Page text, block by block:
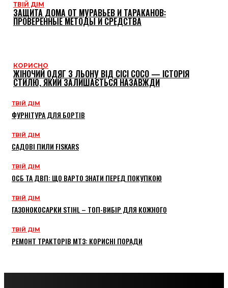
ТВІЙ ДІМ
ЗАЩИТА ДОМА ОТ МУРАВЬЕВ И ТАРАКАНОВ:
ПРОВЕРЕННЫЕ МЕТОДЫ И СРЕДСТВА
КОРИСНО
ЖІНОЧИЙ ОДЯГ З ЛЬОНУ ВІД CICI COCO — ІСТОРІЯ
СТИЛЮ, ЯКИЙ ЗАЛИШАЄТЬСЯ НАЗАВЖДИ
ТВІЙ ДІМ
ФУРНІТУРА ДЛЯ БОРТІВ
ТВІЙ ДІМ
САДОВІ ПИЛИ FISKARS
ТВІЙ ДІМ
ОСБ ТА ДВП: ЩО ВАРТО ЗНАТИ ПЕРЕД ПОКУПКОЮ
ТВІЙ ДІМ
ГАЗОНОКОСАРКИ STIHL – ТОП-ВИБІР ДЛЯ КОЖНОГО
ТВІЙ ДІМ
РЕМОНТ ТРАКТОРІВ МТЗ: КОРИСНІ ПОРАДИ